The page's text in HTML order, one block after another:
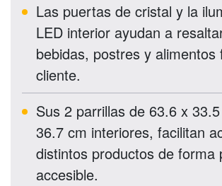
Las puertas de cristal y la
LED interior ayudan a
bebidas, postres y alimentos
cliente.
Sus 2 parrillas de 63.6 x
36.7 cm interiores, facilitan
distintos productos de forma
accesible.